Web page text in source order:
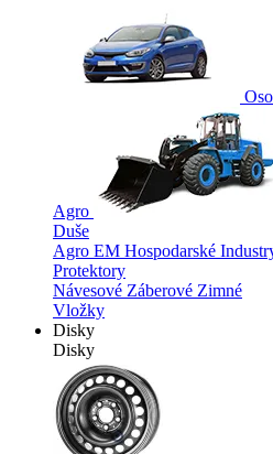
Agro
Duše
Agro EM Hospodarské
Protektory
Návesové Záberové Zimné
Vložky
Disky
Disky